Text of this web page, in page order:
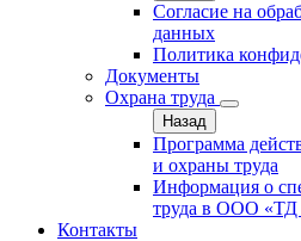
Согласие на
данных
Политика
Документы
Охрана труда
Назад
Программа
и охраны труда
Информация о
труда в ООО «ТД
Контакты